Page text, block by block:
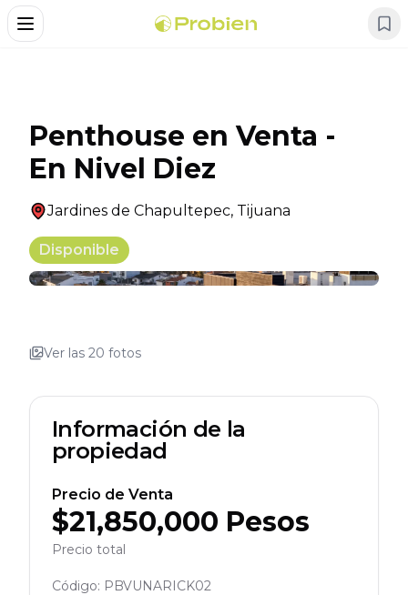
Alternar Menu
Penthouse en Venta -
En Nivel Diez
Jardines de Chapultepec, Tijuana
Disponible
Ver las 20 fotos
Información de la
propiedad
Precio de Venta
$21,850,000 Pesos
Precio total
Código: PBVUNARICK02